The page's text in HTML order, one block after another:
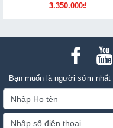
3.350.000₫
Bạn muốn là người sớm